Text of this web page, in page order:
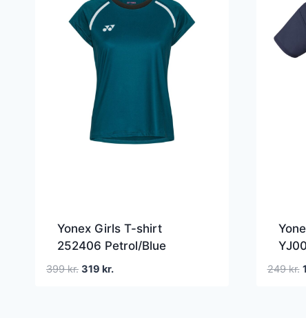
Yonex Girls T-shirt
252406 Petrol/Blue
399kr. Den
319 kr.Den
249kr.